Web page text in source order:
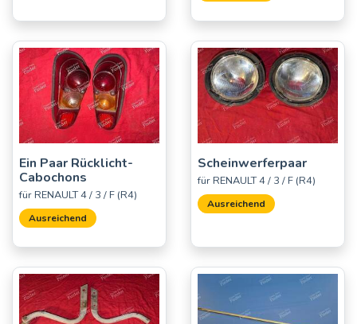
Ein Paar Rücklicht-
Cabochons
für RENAULT 4 / 3 / F (R4)
Ausreichend
Scheinwerferpaar
für RENAULT 4 / 3 / F (R4)
Ausreichend